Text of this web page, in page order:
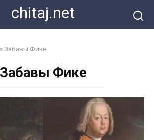
chitaj.net
»Забавы Фике
Забавы Фике